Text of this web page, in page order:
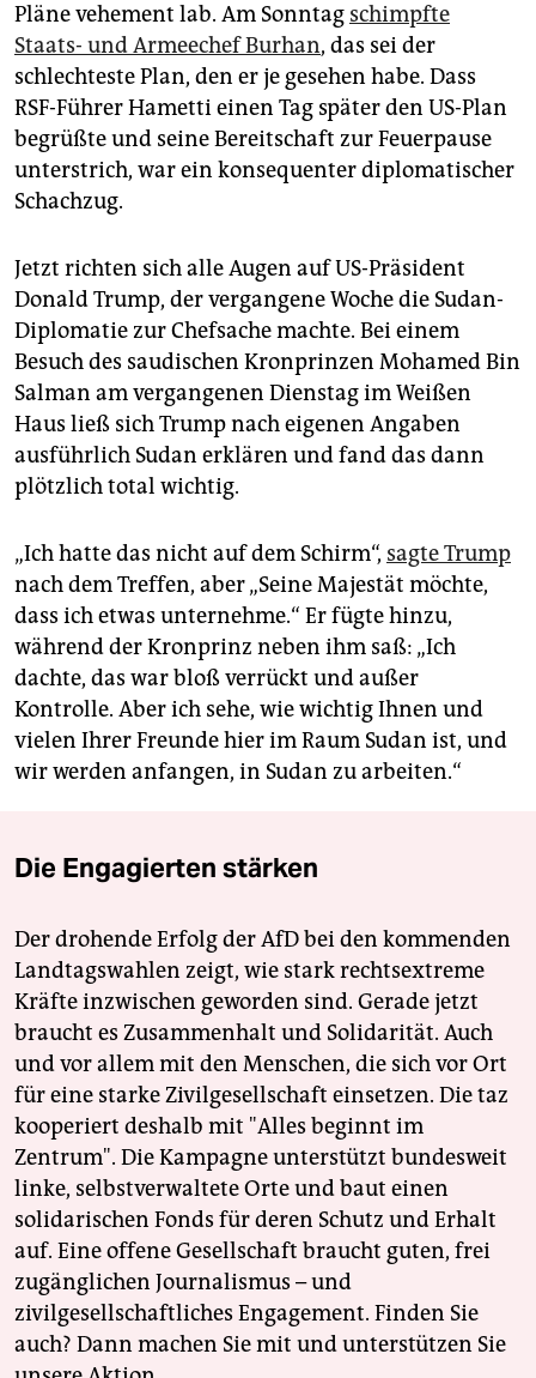
Pläne vehement lab. Am Sonntag schimpfte
Staats- und Armeechef Burhan, das sei der
schlechteste Plan, den er je gesehen habe. Dass
RSF-Führer Hametti einen Tag später den US-Plan
begrüßte und seine Bereitschaft zur Feuerpause
unterstrich, war ein konsequenter diplomatischer
Schachzug.
Jetzt richten sich alle Augen auf US-Präsident
Donald Trump, der vergangene Woche die Sudan-
Diplomatie zur Chefsache machte. Bei einem
Besuch des saudischen Kronprinzen Mohamed Bin
Salman am vergangenen Dienstag im Weißen
Haus ließ sich Trump nach eigenen Angaben
ausführlich Sudan erklären und fand das dann
plötzlich total wichtig.
„Ich hatte das nicht auf dem Schirm“, sagte Trump
nach dem Treffen, aber „Seine Majestät möchte,
dass ich etwas unternehme.“ Er fügte hinzu,
während der Kronprinz neben ihm saß: „Ich
dachte, das war bloß verrückt und außer
Kontrolle. Aber ich sehe, wie wichtig Ihnen und
vielen Ihrer Freunde hier im Raum Sudan ist, und
wir werden anfangen, in Sudan zu arbeiten.“
Die Engagierten stärken
Der drohende Erfolg der AfD bei den kommenden
Landtagswahlen zeigt, wie stark rechtsextreme
Kräfte inzwischen geworden sind. Gerade jetzt
braucht es Zusammenhalt und Solidarität. Auch
und vor allem mit den Menschen, die sich vor Ort
für eine starke Zivilgesellschaft einsetzen. Die taz
kooperiert deshalb mit "Alles beginnt im
Zentrum". Die Kampagne unterstützt bundesweit
linke, selbstverwaltete Orte und baut einen
solidarischen Fonds für deren Schutz und Erhalt
auf. Eine offene Gesellschaft braucht guten, frei
zugänglichen Journalismus – und
zivilgesellschaftliches Engagement. Finden Sie
auch? Dann machen Sie mit und unterstützen Sie